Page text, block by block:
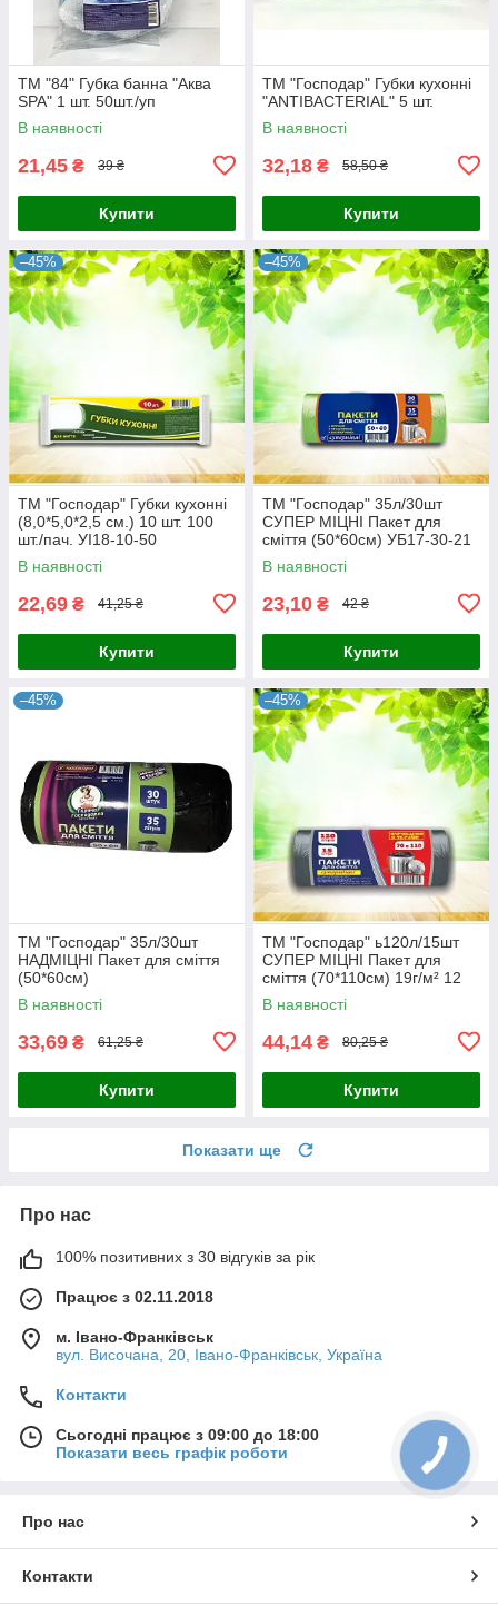
ТМ "84" Губка банна "Аква
SPA" 1 шт. 50шт./уп
В наявності
21,45 ₴ 39 ₴
Купити
ТМ "Господар" Губки кухонні
"ANTIBACTERIAL" 5 шт.
В наявності
32,18 ₴ 58,50 ₴
Купити
–45%
ТМ "Господар" Губки кухонні
(8,0*5,0*2,5 см.) 10 шт. 100
шт./пач. УІ18-10-50
В наявності
22,69 ₴ 41,25 ₴
Купити
–45%
ТМ "Господар" 35л/30шт
СУПЕР МІЦНІ Пакет для
сміття (50*60см) УБ17-30-21
В наявності
23,10 ₴ 42 ₴
Купити
–45%
ТМ "Господар" 35л/30шт
НАДМІЦНІ Пакет для сміття
(50*60см)
В наявності
33,69 ₴ 61,25 ₴
Купити
–45%
ТМ "Господар" ь120л/15шт
СУПЕР МІЦНІ Пакет для
сміття (70*110см) 19г/м² 12
шт./
В наявності
44,14 ₴ 80,25 ₴
Купити
Показати ще
Про нас
100% позитивних з 30 відгуків за рік
Працює з 02.11.2018
м. Івано-Франківськ
вул. Височана, 20, Івано-Франківськ, Україна
Контакти
Сьогодні працює з 09:00 до 18:00
Показати весь графік роботи
Про нас
Контакти